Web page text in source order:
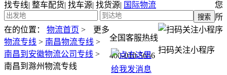
找专线| 整车配货| 找车源| 找货源| 国际物流
全国客服热线
400-010-5656
扫码关注小程序
更多
您
所
在的位置：
物流首页 >
物流专线 > 南昌物流专线 >
南昌到安徽物流公司专线 >
南昌到滁州物流专线